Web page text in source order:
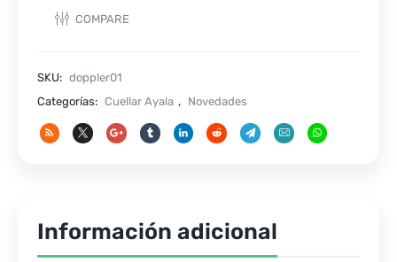
MATERNO
Y
TOMO
COMPARE
SKU: doppler01
Categorías: Cuellar Ayala , Novedades
Información adicional